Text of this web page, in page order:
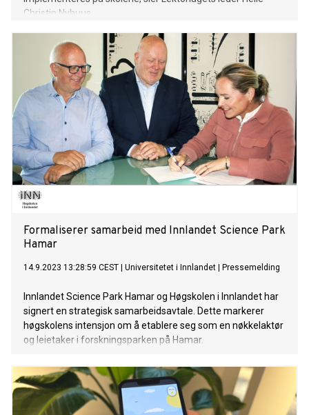
Christin Nyhuus.
Formaliserer samarbeid med Innlandet Science Park
Hamar
14.9.2023 13:28:59 CEST Universitetet i Innlandet Pressemelding
Innlandet Science Park Hamar og Høgskolen i Innlandet har
signert en strategisk samarbeidsavtale. Dette markerer
høgskolens intensjon om å etablere seg som en nøkkelaktør
og leietaker i forskningsparken på Hamar.